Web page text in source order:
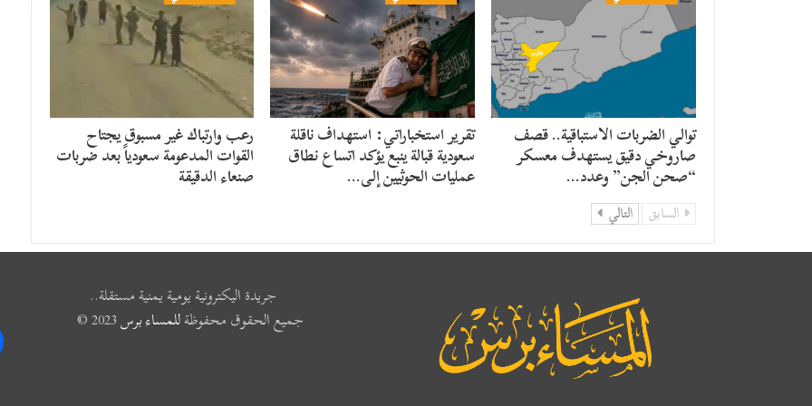
توالي الضربات الاستباقية.. قصف
صاروخي دقيق يستهدف معسكر
“صحن الجن” وعدد…
تقرير استخباراتي: استهداف ناقلة
سعودية قبالة ينبع يؤكد اتساع نطاق
عمليات الحوثيين إلى…
رعب وارتباك غير مسبوق يجتاح
القوات المدعومة سعودياً بعد ضربات
صنعاء الدقيقة
السابق التالي
جريدة اليكترونية يومية يمنية مستقلة..
جميع الحقوق محفوظةللمساء برس